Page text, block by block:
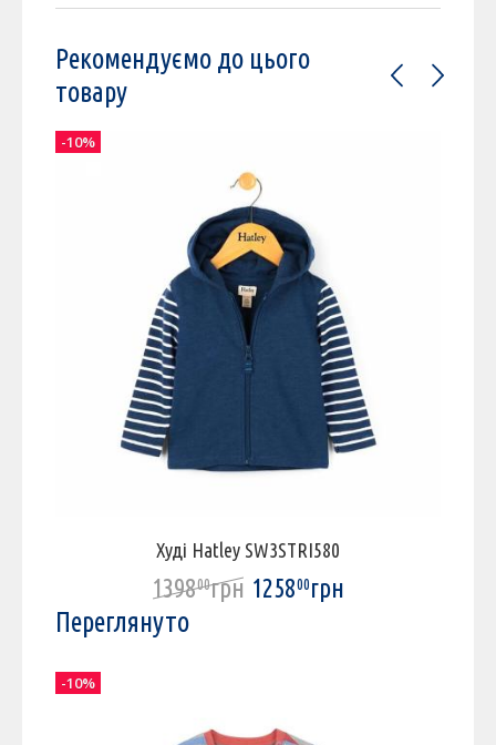
Рекомендуємо до цього
товару
Худі Hatley SW3STRI580
139800грн 125800грн
-10%
Переглянуто
-10%